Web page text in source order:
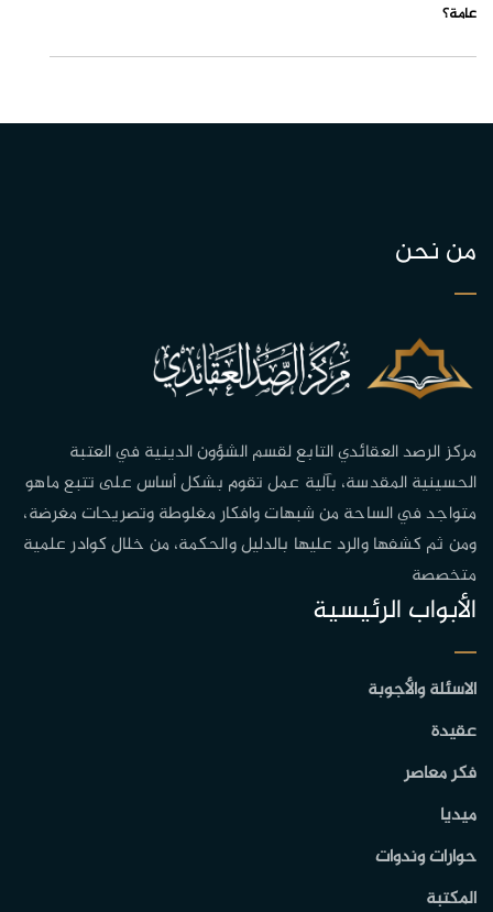
عامة؟
من نحن
مركز الرصد العقائدي التابع لقسم الشؤون الدينية في العتبة
الحسينية المقدسة، بآلية عمل تقوم بشكل أساس على تتبع ماهو
متواجد في الساحة من شبهات وافكار مغلوطة وتصريحات مغرضة،
ومن ثم كشفها والرد عليها بالدليل والحكمة، من خلال كوادر علمية
متخصصة
الأبواب الرئيسية
الاسئلة والأجوبة
عقيدة
فكر معاصر
ميديا
حوارات وندوات
المكتبة